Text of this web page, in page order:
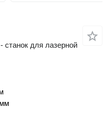
для лазерной